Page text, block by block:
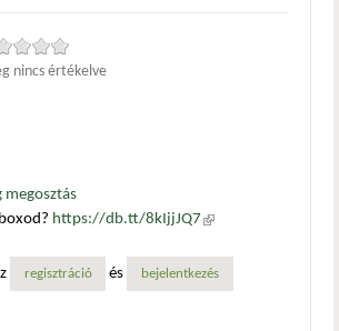
nincs értékelve
megosztás
https://db.tt/8kIjjJQ7 (külső
regisztráció és bejelentkezés